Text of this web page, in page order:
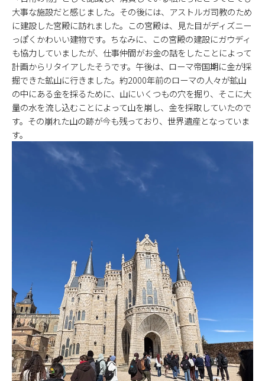
大事な施設だと感じました。その後には、アストルガ司教のため
に建設した宮殿に訪れました。この宮殿は、見た目がディズニー
っぽくかわいい建物です。ちなみに、この宮殿の建設にガウディ
も協力していましたが、仕事仲間がお金の話をしたことによって
計画からリタイアしたそうです。午後は、ローマ帝国期に金が採
掘できた鉱山に行きました。約2000年前のローマの人々が鉱山
の中にある金を採るために、山にいくつもの穴を掘り、そこに大
量の水を流し込むことによって山を崩し、金を採取していたので
す。その崩れた山の跡が今も残っており、世界遺産となっていま
す。